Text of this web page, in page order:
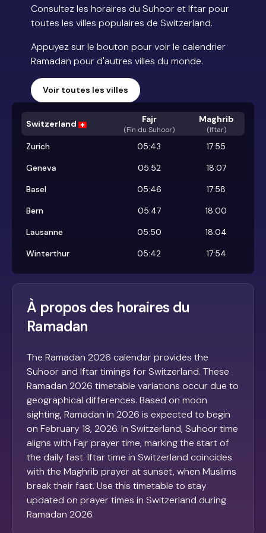
Consultez les horaires du Suhoor et Iftar pour
toutes les villes populaires de Switzerland.
Appuyez sur le bouton pour voir le calendrier
Ramadan pour d'autres villes du monde.
Voir toutes les villes
Switzerland Fajr
(Fin du Suhoor)
Maghrib
(Iftar)
Zurich 05:43
17:55
Geneva
05:52
18:07
Basel
05:46
17:58
Bern
05:47
18:00
Lausanne
05:50
18:04
Winterthur
05:42 17:54
À propos des horaires du
Ramadan
The Ramadan 2026 calendar provides the
Suhoor and Iftar timings for Switzerland. These
Ramadan 2026 timetable variations occur due to
geographical differences. Based on moon
sighting, Ramadan in 2026 is expected to begin
on February 18, 2026. In Switzerland, Suhoor time
aligns with Fajr prayer time, marking the start of
the daily fast. Iftar time in Switzerland coincides
with the Maghrib prayer at sunset, when Muslims
break their fast. Use this timetable to stay
updated on prayer times in Switzerland during
Ramadan 2026.